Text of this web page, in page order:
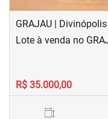
GRAJAU | Divinópolis
Lote à venda no
R$ 35.000,00